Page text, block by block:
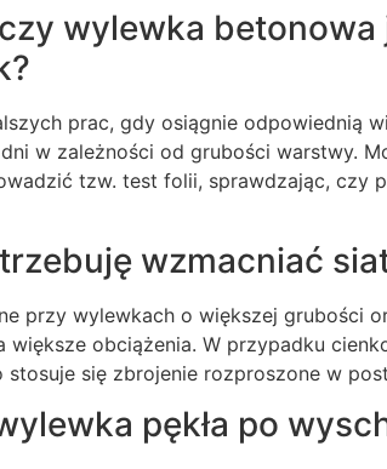
wylewka
prac, gdy osiągnie odpowiednią
w zależności od grubości warstwy.
tzw. test folii, sprawdzając, czy
wzmacniać
przy wylewkach o większej grubości
większe obciążenia. W przypadku
się zbrojenie rozproszone w
pękła po